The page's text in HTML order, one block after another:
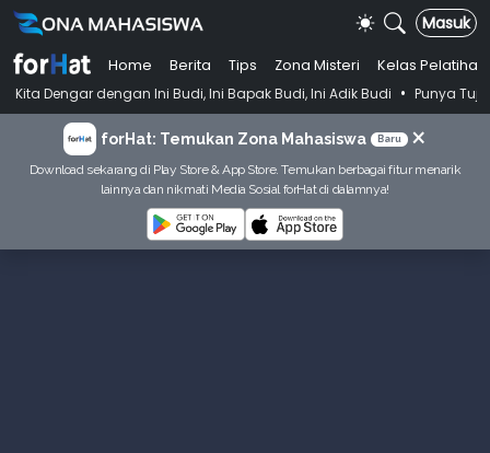
Masuk
Home Berita Tips Zona Misteri
Kelas Pelatihan
Ini Budi, Ini Bapak Budi, Ini Adik Budi • Punya Tujuan
forHat: Temukan Zona Mahasiswa Baru ×
Download sekarang di Play Store & App Store. Temukan berbagai fitur menarik
lainnya dan nikmati Media Sosial forHat di dalamnya!